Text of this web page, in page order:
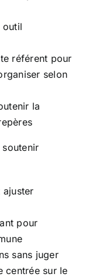
outil
référent pour
selon
la
ajuster
pour
sans juger
centrée sur le